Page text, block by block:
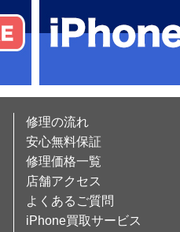
修理の流れ
安心無料保証
修理価格一覧
店舗アクセス
よくあるご質問
iPhone買取サービス